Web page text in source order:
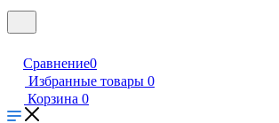
Сравнение0
Избранные товары 0
Корзина 0